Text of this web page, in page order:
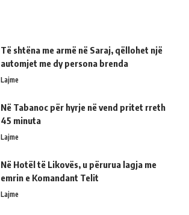
Të shtëna me armë në Saraj, qëllohet një
automjet me dy persona brenda
Lajme
Në Tabanoc për hyrje në vend pritet rreth
45 minuta
Lajme
Në Hotël të Likovës, u përurua lagja me
emrin e Komandant Telit
Lajme